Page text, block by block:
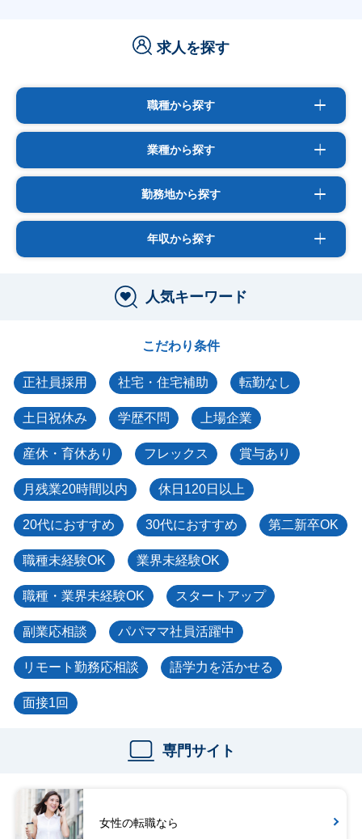
求人を探す
職種から探す
業種から探す
勤務地から探す
年収から探す
人気キーワード
こだわり条件
正社員採用 社宅・住宅補助 転勤なし
土日祝休み 学歴不問 上場企業
産休・育休あり フレックス 賞与あり
月残業20時間以内 休日120日以上
20代におすすめ 30代におすすめ 第二新卒OK
職種未経験OK 業界未経験OK
職種・業界未経験OK スタートアップ
副業応相談 パパママ社員活躍中
リモート勤務応相談 語学力を活かせる
面接1回
専門サイト
女性の転職なら